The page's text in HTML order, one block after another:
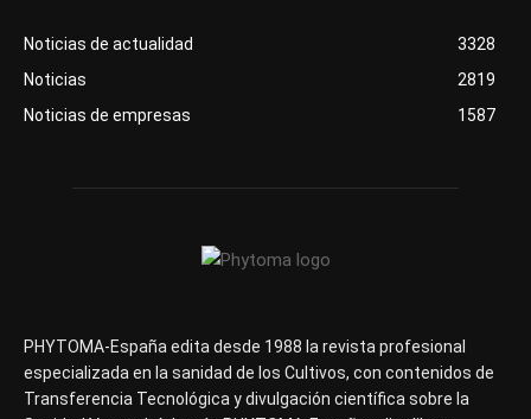
Noticias de actualidad
3328
Noticias
2819
Noticias de empresas
1587
PHYTOMA-España edita desde 1988 la revista profesional
especializada en la sanidad de los Cultivos, con contenidos de
Transferencia Tecnológica y divulgación científica sobre la